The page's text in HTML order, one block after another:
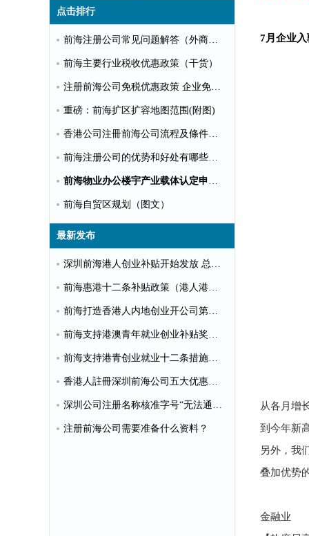
7月企业
从各月增
到今年新
另外，我
叠加优势
金融业
点击排行
前海注册公司常见问题解答（外商投资）
前海主要行业税收优惠政策（干货）
注册前海公司免税优惠政策 企业免税10%个人可全免
重磅：前海扩区扩容地图范围(附图)
香港公司注冊前海公司流程及條件【圖文】
前海注册公司的优势和好处有哪些？（推荐）
前海物业办公楼宇产业载体认定申请指南（第一批）
前海自贸区规划（图文）
最新发布
深圳前海港人创业补贴开始发放 总额超千万
前海惠港十二条补贴政策（港人港企补贴政策）
前海打造香港人内地创业开公司第一站
前海支持港澳青年就业创业补贴奖励申请办理清单
前海支持港青创业就业十二条措施（惠港政策原文）
香港人註冊深圳前海公司五大优惠政策
深圳公司注册名称核准字号“无法通过”怎么办？
注册前海公司需要准备什么资料？